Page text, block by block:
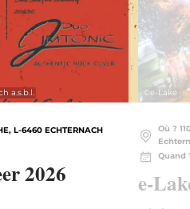
a.s.b.l.
L-6460 ECHTERNACH
2026
©e-Lake
Où ?
Quand
e-